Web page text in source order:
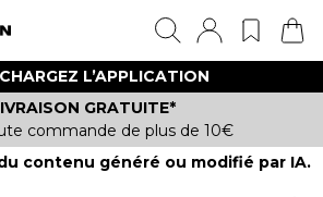
L’APPLICATION
GRATUITE*
commande de plus de 10€
contenu généré ou modifié par IA.